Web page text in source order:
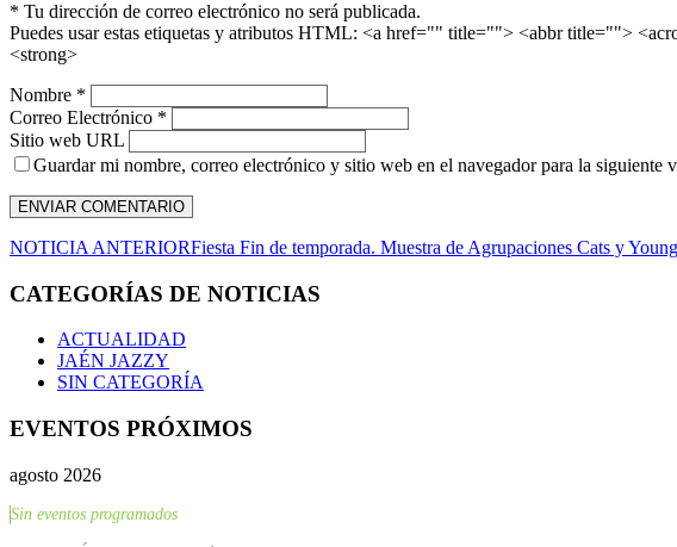
* Tu dirección de correo electrónico no será publicada.
Puedes usar estas etiquetas y atributos HTML: <a href="" title=""> <abbr title="">
<strong>
Nombre *
Correo Electrónico *
Sitio web URL
Guardar mi nombre, correo electrónico y sitio web en el navegador para la siguiente
NOTICIA ANTERIORFiesta Fin de temporada. Muestra de Agrupaciones Cats y
CATEGORÍAS DE NOTICIAS
ACTUALIDAD
JAÉN JAZZY
SIN CATEGORÍA
EVENTOS PRÓXIMOS
agosto 2026
Sin eventos programados